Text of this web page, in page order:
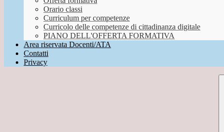
Orario classi
Curriculum per competenze
Curricolo delle competenze di cittadinanza digitale
PIANO DELL'OFFERTA FORMATIVA
Area riservata Docenti/ATA
Contatti
Privacy